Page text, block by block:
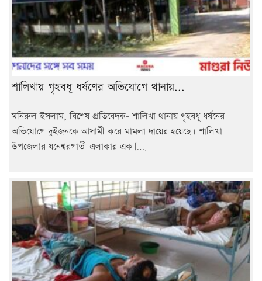
শালিখায় গৃহবধূ ধর্ষণের অভিযোগে থানায়...
মনিরুল ইসলাম, বিশেষ প্রতিবেদক- শালিখা থানায় গৃহবধূ ধর্ষনের
অভিযোগে দুইজনকে আসামী করে মামলা দায়ের হয়েছে। শালিখা
উপজেলার ধনেশ্বরগাতী এলাকার এক […]